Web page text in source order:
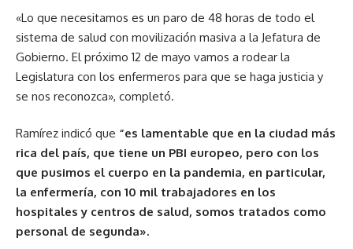
«Lo que necesitamos es un paro de 48 horas de todo el
sistema de salud con movilización masiva a la Jefatura de
Gobierno. El próximo 12 de mayo vamos a rodear la
Legislatura con los enfermeros para que se haga justicia y
se nos reconozca», completó.
Ramírez indicó que “es lamentable que en la ciudad más
rica del país, que tiene un PBI europeo, pero con los
que pusimos el cuerpo en la pandemia, en particular,
la enfermería, con 10 mil trabajadores en los
hospitales y centros de salud, somos tratados como
personal de segunda».